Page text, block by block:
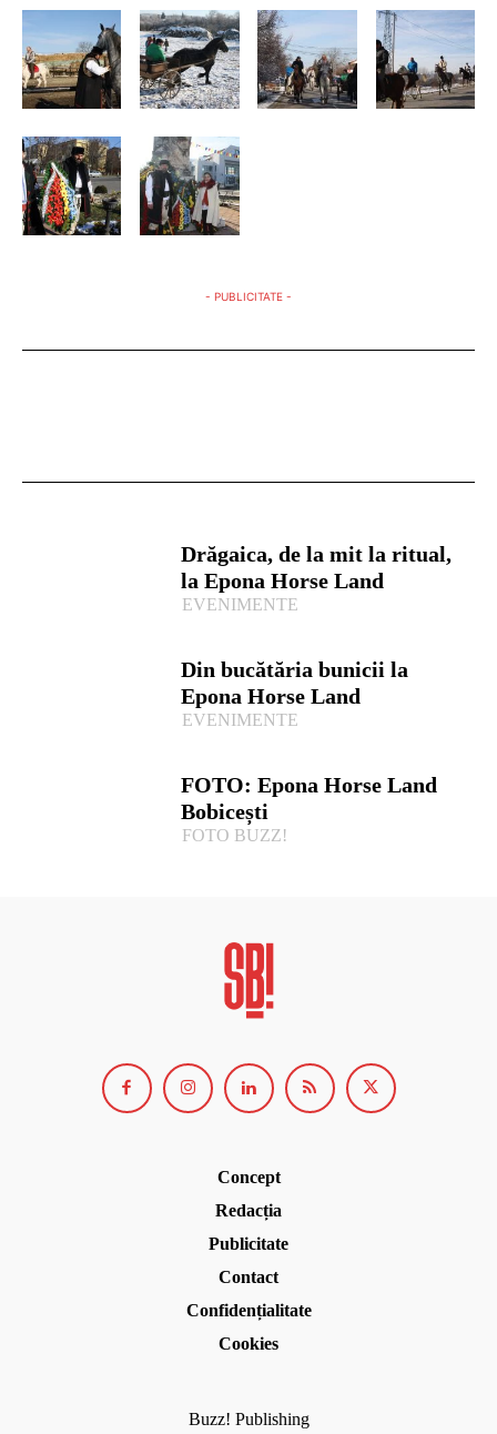
- PUBLICITATE -
Drăgaica, de la mit la ritual,
la Epona Horse Land
EVENIMENTE
Din bucătăria bunicii la
Epona Horse Land
EVENIMENTE
FOTO: Epona Horse Land
Bobicești
FOTO BUZZ!
Concept
Redacția
Publicitate
Contact
Confidențialitate
Cookies
Buzz! Publishing